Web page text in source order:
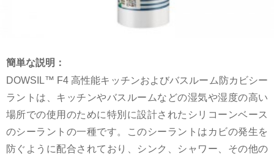
簡単な説明：
DOWSIL™ F4 高性能キッチンおよびバスルーム防カビシー
ラントは、キッチンやバスルームなどの湿気や湿度の高い
場所での使用のために特別に設計されたシリコーンベース
のシーラントの一種です。このシーラントはカビの発生を
防ぐように配合されており、シンク、シャワー、その他の